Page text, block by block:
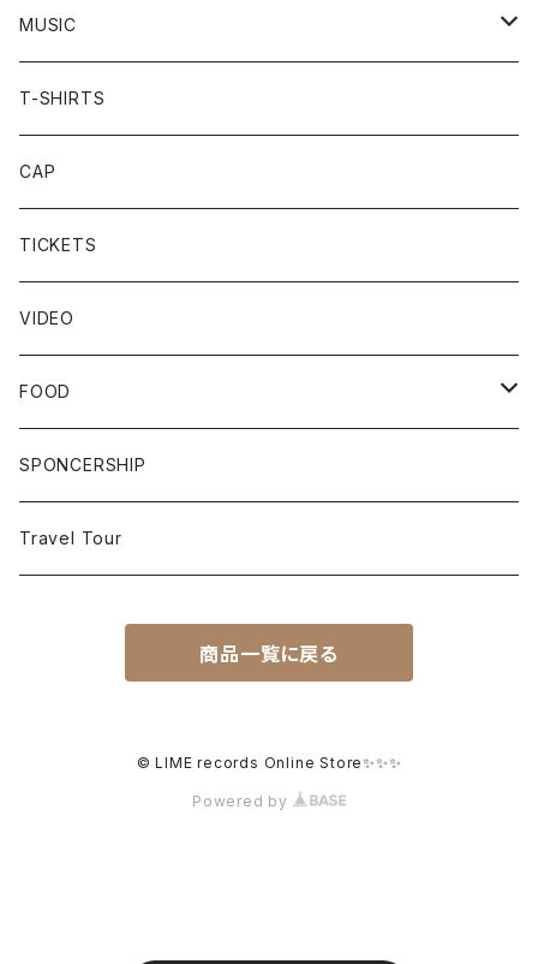
タオル
ポロシャツ
Tシャツ
パーカー
トレーナー
アクセサリー
ピアス
MUSIC
WAV
MP3
DATA
T-SHIRTS
CAP
TICKETS
VIDEO
FOOD
CHOCO
HOT SAUCE
SPONCERSHIP
Travel Tour
商品一覧に戻る
© LIME records Online Store✨✨✨
Powered by